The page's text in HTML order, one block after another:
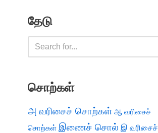
தேடு
சொற்கள்
அ வரிசைச் சொற்கள் ஆ வரிசைச்
சொற்கள் இணைச் சொல் இ வரிசைச்